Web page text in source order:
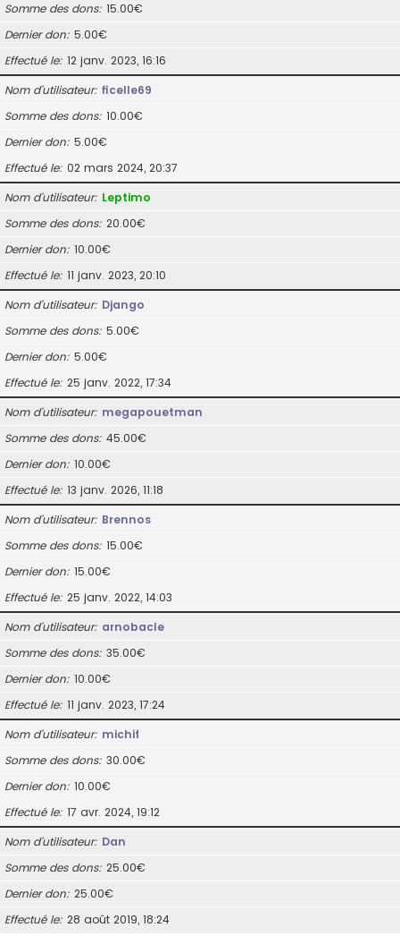
Somme des dons 15.00€
Dernier don 5.00€
Effectué le 12 janv. 2023, 16:16
Nom d’utilisateur ficelle69
Somme des dons 10.00€
Dernier don 5.00€
Effectué le 02 mars 2024, 20:37
Nom d’utilisateur Leptimo
Somme des dons 20.00€
Dernier don 10.00€
Effectué le 11 janv. 2023, 20:10
Nom d’utilisateur Django
Somme des dons 5.00€
Dernier don 5.00€
Effectué le 25 janv. 2022, 17:34
Nom d’utilisateur megapouetman
Somme des dons 45.00€
Dernier don 10.00€
Effectué le 13 janv. 2026, 11:18
Nom d’utilisateur Brennos
Somme des dons 15.00€
Dernier don 15.00€
Effectué le 25 janv. 2022, 14:03
Nom d’utilisateur arnobacle
Somme des dons 35.00€
Dernier don 10.00€
Effectué le 11 janv. 2023, 17:24
Nom d’utilisateur michif
Somme des dons 30.00€
Dernier don 10.00€
Effectué le 17 avr. 2024, 19:12
Nom d’utilisateur Dan
Somme des dons 25.00€
Dernier don 25.00€
Effectué le 28 août 2019, 18:24